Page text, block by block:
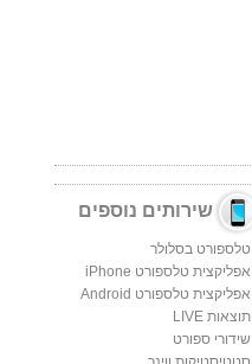
שירותים נוספים
טלספורט בסלולר
אפליקצית טלספורט iPhone
אפליקצית טלספורט Android
תוצאות LIVE
שידורי ספורט